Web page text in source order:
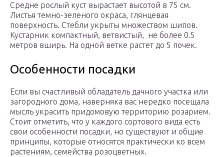
Средне рослый куст вырастает высотой в 75 см.
Листья темно-зеленого окраса, глянцевая
поверхность. Стебли укрыты множеством шипов.
Кустарник компактный, ветвистый, не более 0.5
метров вширь. На одной ветке растет до 5 почек.
Особенности посадки
Если вы счастливый обладатель дачного участка или
загородного дома, наверняка вас нередко посещала
мысль украсить придомовую территорию розарием.
Стоит отметить, что у каждого сортового вида есть
свои особенности посадки, но существуют и общие
принципы, которые относятся практически ко всем
растениям, семейства розоцветных.